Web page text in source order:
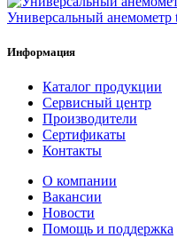
Универсальный анемометр
Информация
Каталог продукции
Сервисный центр
Производители
Сертификаты
Контакты
О компании
Вакансии
Новости
Помощь и поддержка